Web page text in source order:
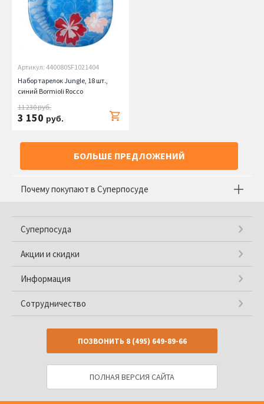
Артикул: 440080SF1021404
Набор тарелок Jungle, 18 шт.,
синий Bormioli Rocco
11 230руб.
3 150 руб.
БОЛЬШЕ ПРЕДЛОЖЕНИЙ
Почему покупают в Суперпосуде
Суперпосуда
Акции и скидки
Информация
Сотрудничество
ПОЗВОНИТЬ 8 (495) 649-89-66
ПОЛНАЯ ВЕРСИЯ САЙТА